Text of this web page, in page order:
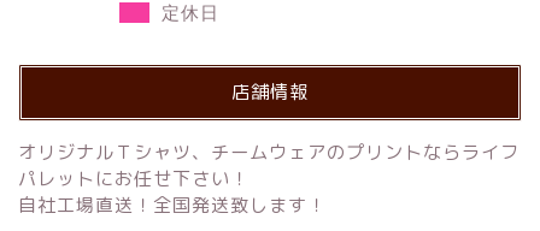
定休日
店舗情報
オリジナルＴシャツ、チームウェアのプリントならライフ
パレットにお任せ下さい！
自社工場直送！全国発送致します！